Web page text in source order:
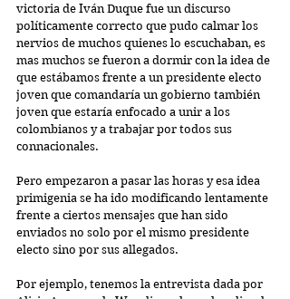
victoria de Iván Duque fue un discurso
políticamente correcto que pudo calmar los
nervios de muchos quienes lo escuchaban, es
mas muchos se fueron a dormir con la idea de
que estábamos frente a un presidente electo
joven que comandaría un gobierno también
joven que estaría enfocado a unir a los
colombianos y a trabajar por todos sus
connacionales.
Pero empezaron a pasar las horas y esa idea
primigenia se ha ido modificando lentamente
frente a ciertos mensajes que han sido
enviados no solo por el mismo presidente
electo sino por sus allegados.
Por ejemplo, tenemos la entrevista dada por